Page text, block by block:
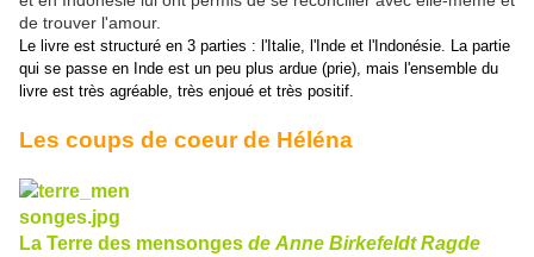
de trouver l'amour.
Le livre est structuré en 3 parties : l'Italie, l'Inde et l'Indonésie. La partie
qui se passe en Inde est un peu plus ardue (prie), mais l'ensemble du
livre est très agréable, très enjoué et très positif.
Les coups de coeur de Héléna
La Terre des mensonges de Anne Birkefeldt Ragde